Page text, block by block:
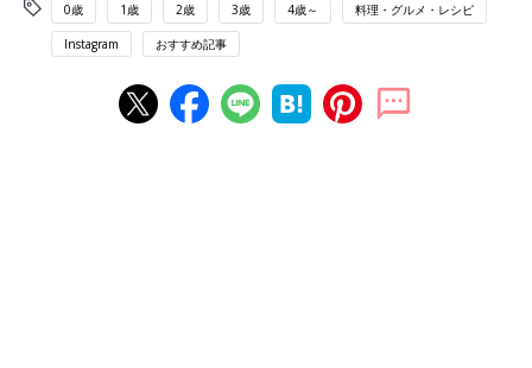
0歳 1歳 2歳 3歳 4歳～ 料理・グルメ・レシピ
Instagram おすすめ記事